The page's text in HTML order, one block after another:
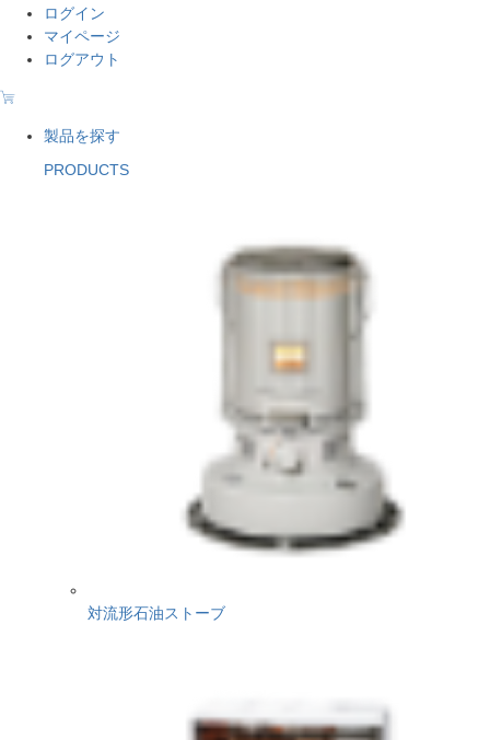
ログイン
マイページ
ログアウト
製品を探す
PRODUCTS
対流形石油ストーブ